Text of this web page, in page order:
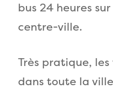
bus 24 heures
centre-ville.
Très pratique,
dans toute la